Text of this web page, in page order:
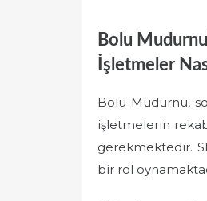
Bolu
İşletmeler
Bolu Mudurnu,
işletmelerin
gerekmektedir.
bir rol